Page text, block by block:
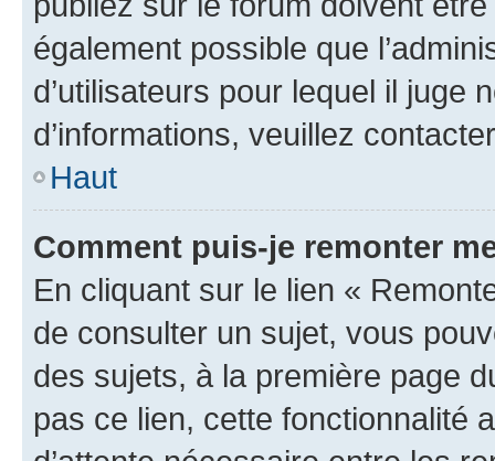
également possible que
d’utilisateurs pour lequel il juge
d’informations, veuillez
Haut
Comment puis-je remonter
En cliquant sur le lien «
de consulter un sujet, vous
des sujets, à la première page
pas ce lien, cette fonctionnalité